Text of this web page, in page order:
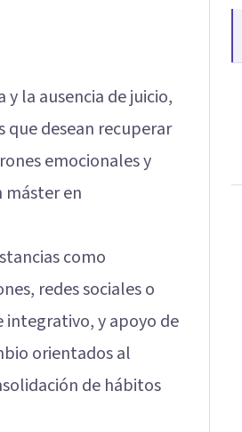
la ausencia de juicio,
que desean recuperar
emocionales y
máster en
como
redes sociales o
integrativo, y apoyo de
orientados al
de hábitos